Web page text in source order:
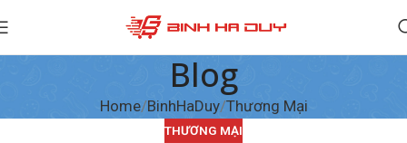
Blog
Home BinhHaDuy Thương Mại
THƯƠNG MẠI